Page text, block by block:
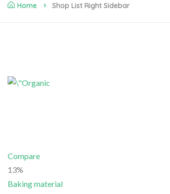
Home Shop List Right Sidebar
Compare
13%
Baking material